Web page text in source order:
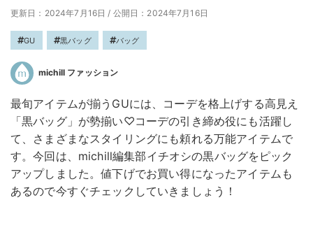
更新日：2024年7月16日 / 公開日：2024年7月16日
GU 黒バッグ バッグ
michill ファッション
最旬アイテムが揃うGUには、コーデを格上げする高見え
「黒バッグ」が勢揃い♡コーデの引き締め役にも活躍し
て、さまざまなスタイリングにも頼れる万能アイテムで
す。今回は、michill編集部イチオシの黒バッグをピック
アップしました。値下げでお買い得になったアイテムも
あるので今すぐチェックしていきましょう！